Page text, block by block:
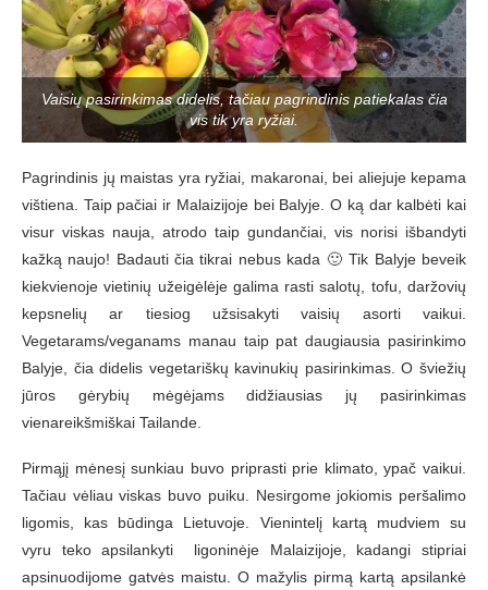
Vaisių pasirinkimas didelis, tačiau pagrindinis patiekalas čia
vis tik yra ryžiai.
Pagrindinis jų maistas yra ryžiai, makaronai, bei aliejuje kepama
vištiena. Taip pačiai ir Malaizijoje bei Balyje. O ką dar kalbėti kai
visur viskas nauja, atrodo taip gundančiai, vis norisi išbandyti
kažką naujo! Badauti čia tikrai nebus kada 🙂 Tik Balyje beveik
kiekvienoje vietinių užeigėlėje galima rasti salotų, tofu, daržovių
kepsnelių ar tiesiog užsisakyti vaisių asorti vaikui.
Vegetarams/veganams manau taip pat daugiausia pasirinkimo
Balyje, čia didelis vegetariškų kavinukių pasirinkimas. O šviežių
jūros gėrybių mėgėjams didžiausias jų pasirinkimas
vienareikšmiškai Tailande.
Pirmąjį mėnesį sunkiau buvo priprasti prie klimato, ypač vaikui.
Tačiau vėliau viskas buvo puiku. Nesirgome jokiomis peršalimo
ligomis, kas būdinga Lietuvoje. Vienintelį kartą mudviem su
vyru teko apsilankyti ligoninėje Malaizijoje, kadangi stipriai
apsinuodijome gatvės maistu. O mažylis pirmą kartą apsilankė